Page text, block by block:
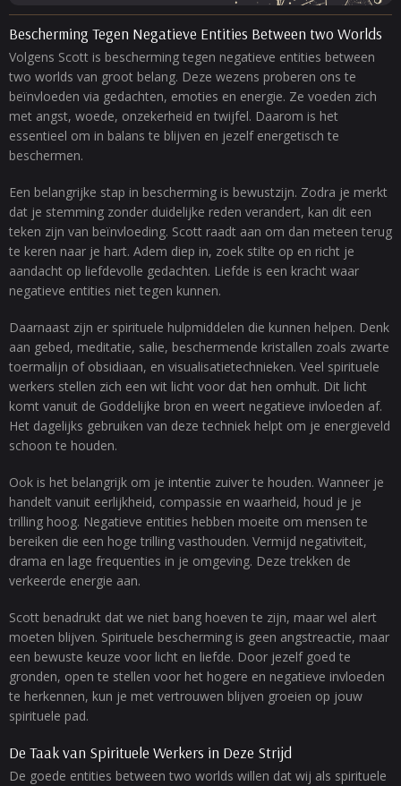
Bescherming Tegen Negatieve Entities Between two Worlds
Volgens Scott is bescherming tegen negatieve entities between
two worlds van groot belang. Deze wezens proberen ons te
beïnvloeden via gedachten, emoties en energie. Ze voeden zich
met angst, woede, onzekerheid en twijfel. Daarom is het
essentieel om in balans te blijven en jezelf energetisch te
beschermen.
Een belangrijke stap in bescherming is bewustzijn. Zodra je merkt
dat je stemming zonder duidelijke reden verandert, kan dit een
teken zijn van beïnvloeding. Scott raadt aan om dan meteen terug
te keren naar je hart. Adem diep in, zoek stilte op en richt je
aandacht op liefdevolle gedachten. Liefde is een kracht waar
negatieve entities niet tegen kunnen.
Daarnaast zijn er spirituele hulpmiddelen die kunnen helpen. Denk
aan gebed, meditatie, salie, beschermende kristallen zoals zwarte
toermalijn of obsidiaan, en visualisatietechnieken. Veel spirituele
werkers stellen zich een wit licht voor dat hen omhult. Dit licht
komt vanuit de Goddelijke bron en weert negatieve invloeden af.
Het dagelijks gebruiken van deze techniek helpt om je energieveld
schoon te houden.
Ook is het belangrijk om je intentie zuiver te houden. Wanneer je
handelt vanuit eerlijkheid, compassie en waarheid, houd je je
trilling hoog. Negatieve entities hebben moeite om mensen te
bereiken die een hoge trilling vasthouden. Vermijd negativiteit,
drama en lage frequenties in je omgeving. Deze trekken de
verkeerde energie aan.
Scott benadrukt dat we niet bang hoeven te zijn, maar wel alert
moeten blijven. Spirituele bescherming is geen angstreactie, maar
een bewuste keuze voor licht en liefde. Door jezelf goed te
gronden, open te stellen voor het hogere en negatieve invloeden
te herkennen, kun je met vertrouwen blijven groeien op jouw
spirituele pad.
De Taak van Spirituele Werkers in Deze Strijd
De goede entities between two worlds willen dat wij als spirituele